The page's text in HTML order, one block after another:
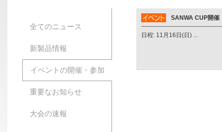
全てのニュース
新製品情報
イベントの開催・参加
重要なお知らせ
大会の速報
SANWA CUP開催
日程: 11月16日(日) ...